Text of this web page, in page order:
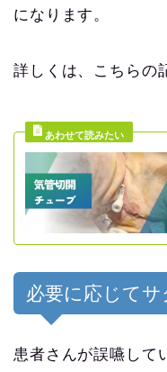
になります。
詳しくは、こちらの
必要に応じてサ
患者さんが誤嚥して